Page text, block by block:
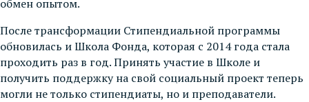
обмен опытом.
После трансформации Стипендиальной программы
обновилась и Школа Фонда, которая с 2014 года стала
проходить раз в год. Принять участие в Школе и
получить поддержку на свой социальный проект теперь
могли не только стипендиаты, но и преподаватели.